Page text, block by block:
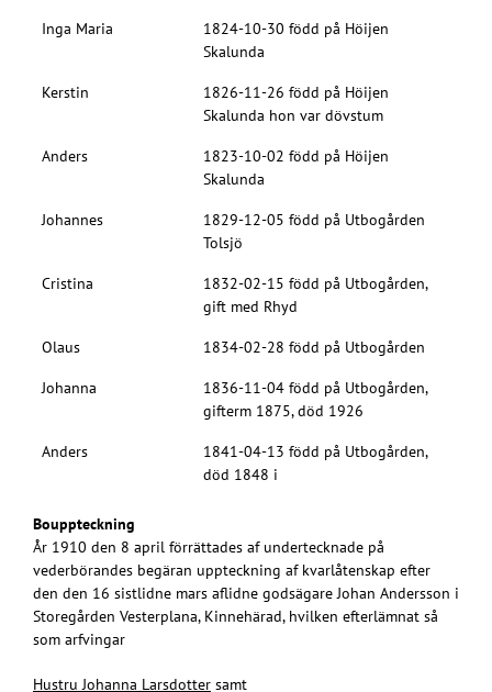
Inga Maria
1824-10-30 född på Höijen
Skalunda
Kerstin
1826-11-26 född på Höijen
Skalunda hon var dövstum
Anders
1823-10-02 född på Höijen
Skalunda
Johannes
1829-12-05 född på Utbogården
Tolsjö
Cristina
1832-02-15 född på Utbogården,
gift med Rhyd
Olaus 1834-02-28 född på Utbogården
Johanna
1836-11-04 född på Utbogården,
gifterm 1875, död 1926
Anders
1841-04-13 född på Utbogården,
död 1848 i
Bouppteckning
År 1910 den 8 april förrättades af undertecknade på
vederbörandes begäran uppteckning af kvarlåtenskap efter
den den 16 sistlidne mars aflidne godsägare Johan Andersson i
Storegården Vesterplana, Kinnehärad, hvilken efterlämnat så
som arfvingar
Hustru Johanna Larsdotter samt